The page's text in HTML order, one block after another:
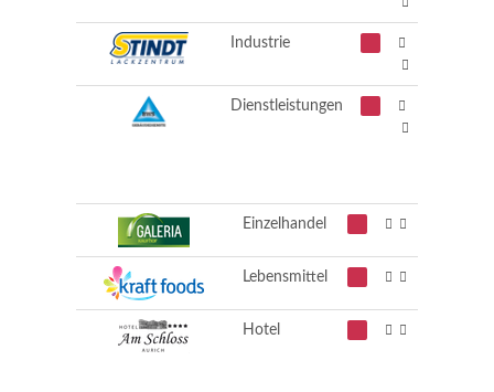
Industrie
Dienstleistungen
Einzelhandel
Lebensmittel
Hotel